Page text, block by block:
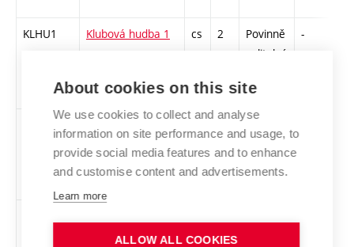
KLHU1 Klubová hudba 1 cs 2
Povinně
volitelný
-
experimentální
hudba
volitelný
Laserové a CNC
About cookies on this site
We use cookies to collect and analyse
information on site performance and usage, to
provide social media features and to enhance
and customise content and advertisements.
Learn more
ALLOW ALL COOKIES